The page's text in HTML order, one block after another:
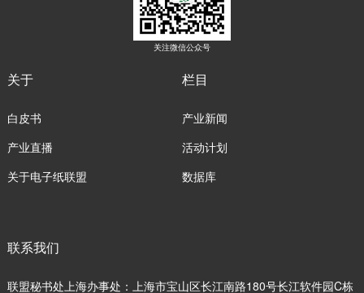
关注微信公众号
关于
白皮书
产业直播
关于电子纸联盟
栏目
产业新闻
活动计划
数据库
联系我们
联盟秘书处上海办事处：上海市宝山区长江南路180号长江软件园C栋